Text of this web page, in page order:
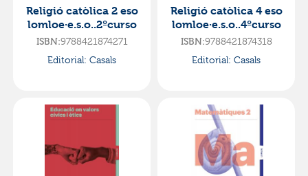
Religió catòlica 2 eso
lomloe·e.s.o..2ºcurso
ISBN:9788421874271
Editorial: Casals
Religió catòlica 4 eso
lomloe·e.s.o..4ºcurso
ISBN:9788421874318
Editorial: Casals